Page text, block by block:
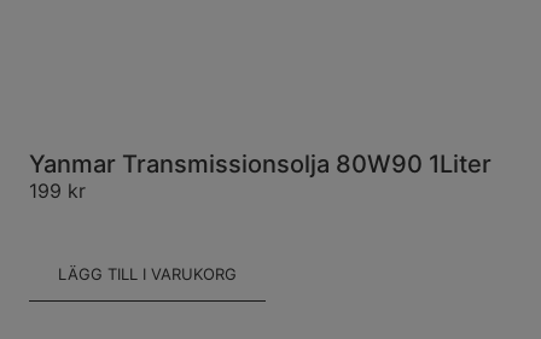
Yanmar Transmissionsolja 80W90 1Liter
199 kr
LÄGG TILL I VARUKORG